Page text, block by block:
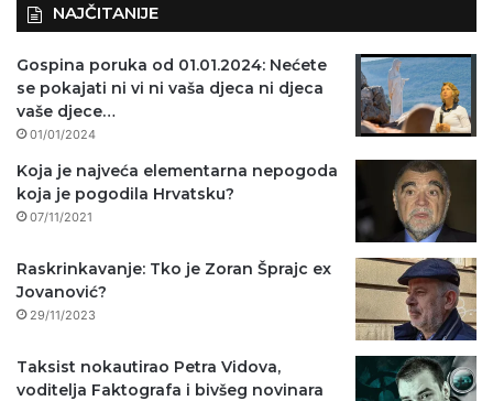
NAJČITANIJE
Gospina poruka od 01.01.2024: Nećete
se pokajati ni vi ni vaša djeca ni djeca
vaše djece…
01/01/2024
Koja je najveća elementarna nepogoda
koja je pogodila Hrvatsku?
07/11/2021
Raskrinkavanje: Tko je Zoran Šprajc ex
Jovanović?
29/11/2023
Taksist nokautirao Petra Vidova,
voditelja Faktografa i bivšeg novinara